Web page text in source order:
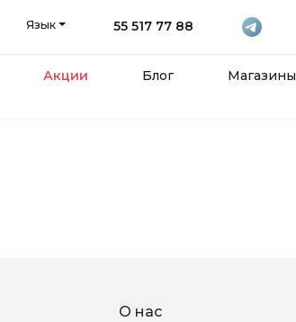
Язык 55 517 77 88
Акции Блог Магазины
О нас